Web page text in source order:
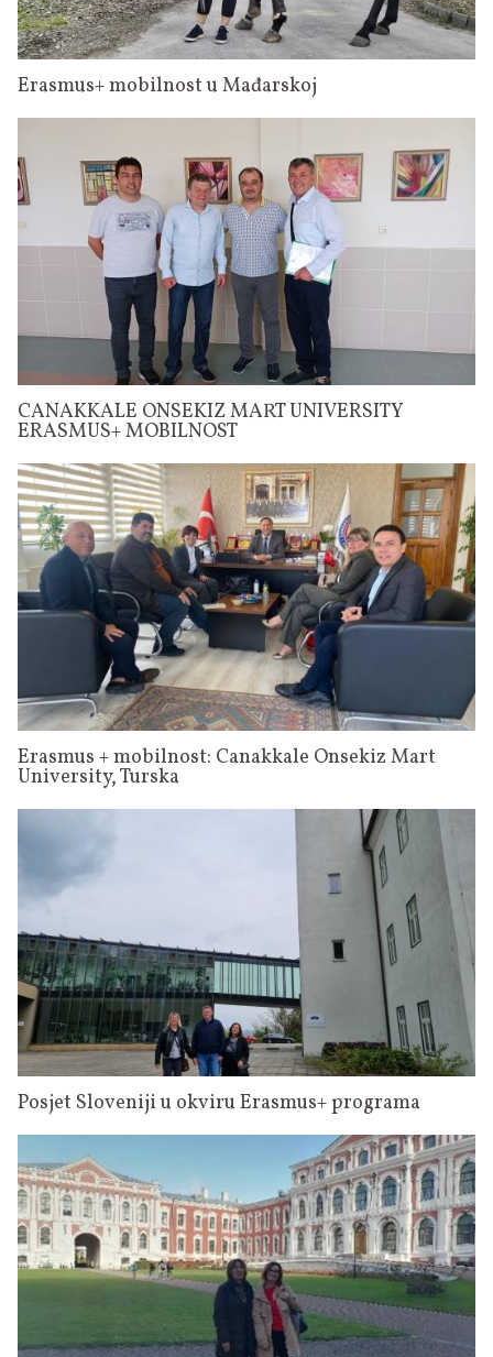
Erasmus+ mobilnost u Mađarskoj
CANAKKALE ONSEKIZ MART UNIVERSITY
ERASMUS+ MOBILNOST
Erasmus + mobilnost: Canakkale Onsekiz Mart
University, Turska
Posjet Sloveniji u okviru Erasmus+ programa